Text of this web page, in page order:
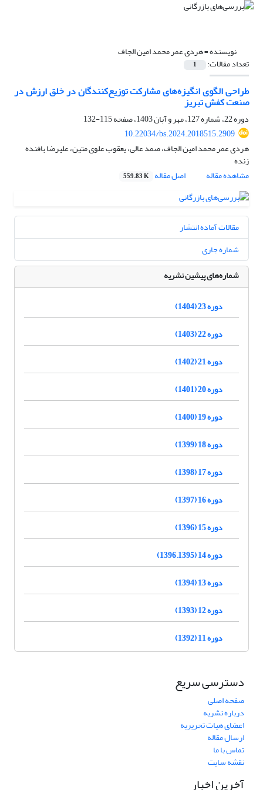
نویسنده =هردی عمر محمد امین الجاف
تعداد مقالات: 1
طراحی الگوی انگیزه‌های مشارکت توزیع‌کنندگان در خلق ارزش در
صنعت کفش تبریز
دوره 22، شماره 127، مهر و آبان 1403، صفحه
115-132
10.22034/bs.2024.2018515.2909
هردی عمر محمد امین الجاف، صمد عالی، یعقوب علوی متین، علیرضا بافنده
زنده
مشاهده مقاله
اصل مقاله 559.83 K
مقالات آماده انتشار
شماره جاری
شماره‌های پیشین نشریه
دوره 23 (1404)
دوره 22 (1403)
دوره 21 (1402)
دوره 20 (1401)
دوره 19 (1400)
دوره 18 (1399)
دوره 17 (1398)
دوره 16 (1397)
دوره 15 (1396)
دوره 14 (1395, 1396)
دوره 13 (1394)
دوره 12 (1393)
دوره 11 (1392)
دسترسی سریع
صفحه اصلی
درباره نشریه
اعضای هیات تحریریه
ارسال مقاله
تماس با ما
نقشه سایت
آخرین اخبار